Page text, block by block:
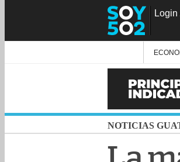
Login
NOTICIAS